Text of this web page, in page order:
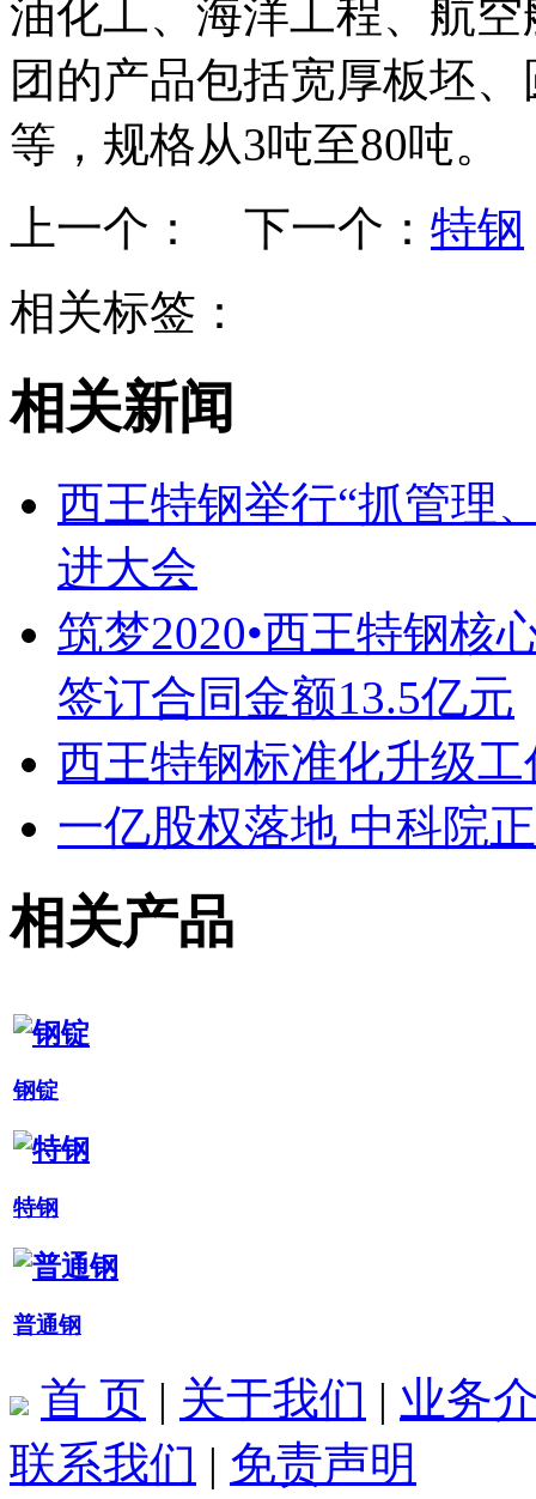
油化工、海洋工程、航
团的产品包括宽厚板坯
等，规格从3吨至80吨。
上一个：
下一个： 特钢
相关标签：
相关新闻
西王特钢举行“抓管理
进大会
筑梦2020•西王特钢核
签订合同金额13.5亿元
西王特钢标准化升级
一亿股权落地 中科院
相关产品
钢锭
特钢
普通钢
首 页 | 关于我们 | 业务
联系我们 | 免责声明